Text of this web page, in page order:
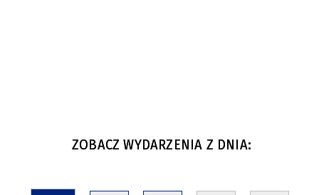
ZOBACZ WYDARZENIA Z DNIA: